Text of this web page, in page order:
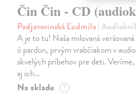
Čin Čin - CD
Podjavorinská Ľudmila|
A je to tu! Naša milovaná
ó pardon, prvým vrabčiakom v
skvelých príbehov pre deti.
aj ich…
Na sklade ?